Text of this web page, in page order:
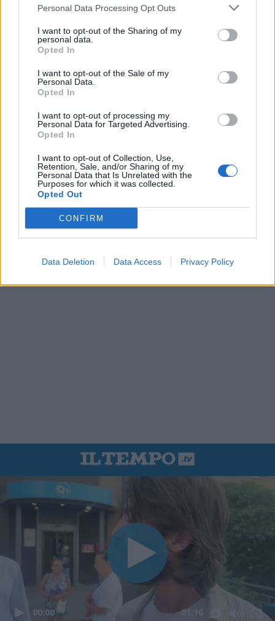
Personal Data Processing Opt Outs
I want to opt-out of the Sharing of my
personal data.
Opted In
I want to opt-out of the Sale of my
Personal Data.
Opted In
I want to opt-out of processing my
Personal Data for Targeted Advertising.
Opted In
I want to opt-out of Collection, Use,
Retention, Sale, and/or Sharing of my
Personal Data that Is Unrelated with the
Purposes for which it was collected.
Opted Out
CONFIRM
Data Deletion Data Access Privacy Policy
00:00 01:16